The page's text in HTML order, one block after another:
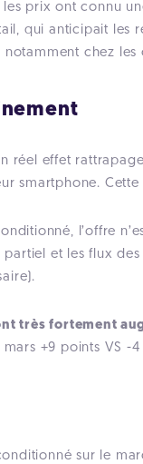
prix ont connu
qui anticipait les
chez les
réel effet
smartphone.
l’offre
et les flux
très fortement
+9 points VS -
sur le